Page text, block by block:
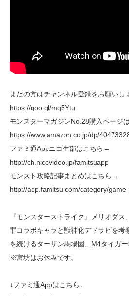
まだの方はチャンネル登録をお願いし
https://goo.gl/mq5Ytu
モンスターマガジンNo.28購入ページ
https://www.amazon.co.jp/dp/
ファミ通Appニコ生部はこちら→
http://ch.nicovideo.jp/famitsuapp
モンスト攻略記事まとめはこちら→
http://app.famitsu.com/category/
『モンスターストライク』メリオダ
罪コラボキャラと獣神化デドラビを考
を続けるターザン馬場園、M4タイガー
※宮坊はお休みです。
↓ファミ通Appはこちら↓